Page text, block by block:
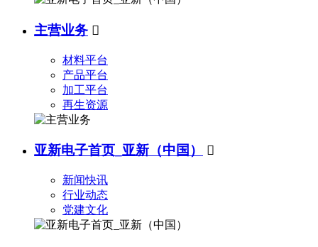
主营业务 
材料平台
产品平台
加工平台
再生资源
亚新电子首页_亚新（中国） 
新闻快讯
行业动态
党建文化